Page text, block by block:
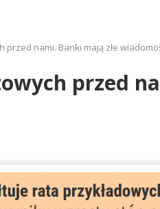
przed nami. Banki mają złe
przed